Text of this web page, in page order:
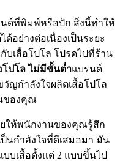
ด์ที่พิมพ์หรือปัก สิ่งนี้ทำให้
อย่างต่อเนื่องเป็นระยะ
บเสื้อโปโล โปรดไปที่ร้าน
โปโล ไม่มีขั้นต่ำแบรนด์
ญกำลังใจผลิตเสื้อโปโล
ของคุณ
ให้พนักงานของคุณรู้สึก
นกำลังใจที่ดีเสมอมา มัน
บเสื้อตั้งแต่ 2 แบบขึ้นไป